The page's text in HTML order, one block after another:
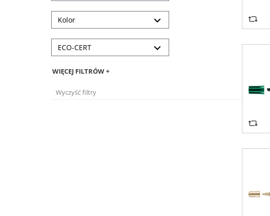
Kolor
ECO-CERT
WIĘCEJ FILTRÓW +
Wyczyść filtry